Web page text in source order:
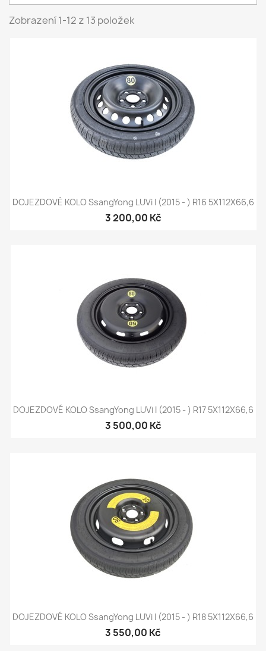
Zobrazení 1-12 z 13 položek
DOJEZDOVÉ KOLO SsangYong LUVi I (2015 - ) R16 5X112X66,6
3 200,00 Kč
DOJEZDOVÉ KOLO SsangYong LUVi I (2015 - ) R17 5X112X66,6
3 500,00 Kč
DOJEZDOVÉ KOLO SsangYong LUVi I (2015 - ) R18 5X112X66,6
3 550,00 Kč